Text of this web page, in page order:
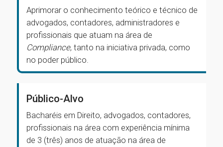
Aprimorar o conhecimento teórico e técnico de
advogados, contadores, administradores e
profissionais que atuam na área de
Compliance, tanto na iniciativa privada, como
no poder público.
Público-Alvo
Bacharéis em Direito, advogados, contadores,
profissionais na área com experiência mínima
de 3 (três) anos de atuação na área de